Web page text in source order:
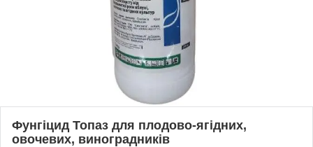
Фунгіцид Топаз для плодово-ягідних,
овочевих, виноградників